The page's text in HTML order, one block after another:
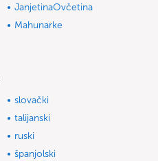
JanjetinaOvčetina
Mahunarke
slovački
talijanski
ruski
španjolski